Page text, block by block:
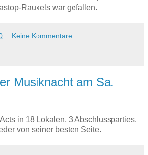
Rauxels war gefallen.
Keine Kommentare:
Musiknacht am Sa.
in 18 Lokalen, 3 Abschlussparties.
von seiner besten Seite.